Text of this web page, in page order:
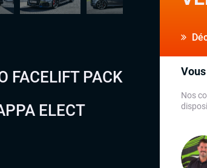
FACELIFT PACK
ELECT
Nos